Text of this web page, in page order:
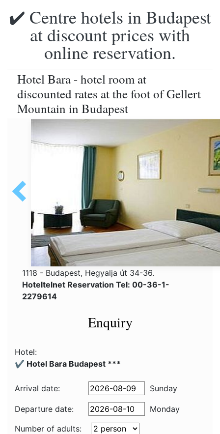
✔️ Centre hotels in Budapest
at discount prices with
online reservation.
Hotel Bara - hotel room at
discounted rates at the foot of Gellert
Mountain in Budapest
1118 - Budapest, Hegyalja út 34-36.
Hoteltelnet Reservation Tel: 00-36-1-
2279614
Enquiry
Hotel:
✔️ Hotel Bara Budapest ***
Arrival date: Sunday
Departure date:
Monday
Number of adults: